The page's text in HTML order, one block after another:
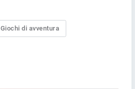
Giochi di avventura